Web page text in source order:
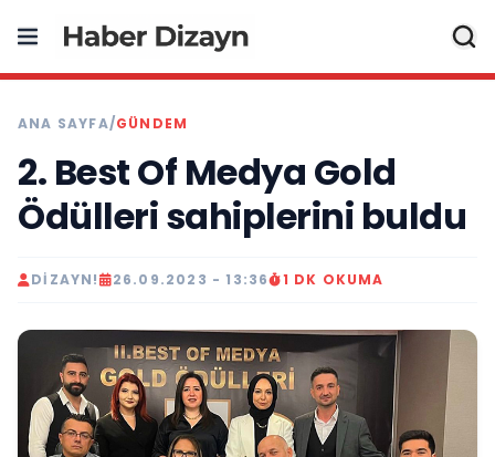
ANA SAYFA/GÜNDEM
2. Best Of Medya Gold
Ödülleri sahiplerini buldu
DIZAYN! 26.09.2023 - 13:36 1 DK OKUMA